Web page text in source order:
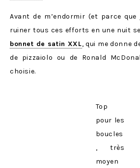
Avant de m’endormir (et parce que
ruiner tous ces efforts en une nuit
bonnet de satin XXL, qui me donne
de pizzaiolo ou de Ronald
choisie.
Top
pour les
boucles
, très
moyen